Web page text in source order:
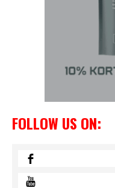
FOLLOW US ON: